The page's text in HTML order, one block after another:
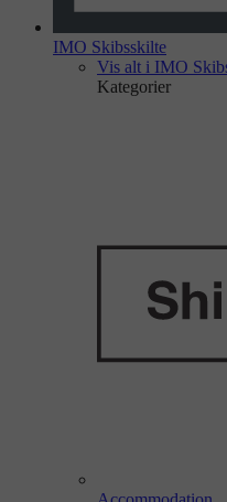
IMO Skibsskilte
Vis alt i IMO
Kategorier